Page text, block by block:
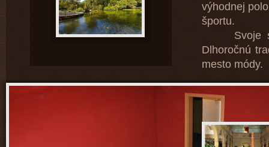
výhodnej
športu.
Svoje
Dlhoročnú
mesto módy.